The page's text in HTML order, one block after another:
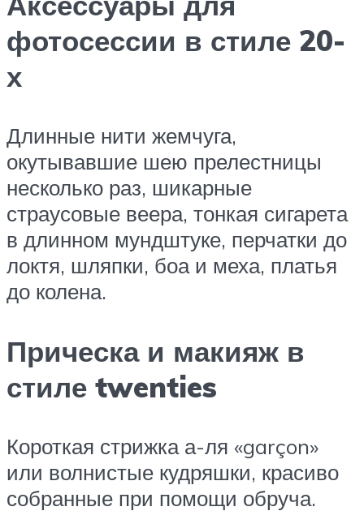
фотосессии в стиле 20-
х
Длинные нити жемчуга,
окутывавшие шею прелестницы
несколько раз, шикарные
страусовые веера, тонкая сигарета
в длинном мундштуке, перчатки до
локтя, шляпки, боа и меха, платья
до колена.
Прическа и макияж в
стиле twenties
Короткая стрижка а-ля «garçon»
или волнистые кудряшки, красиво
собранные при помощи обруча.